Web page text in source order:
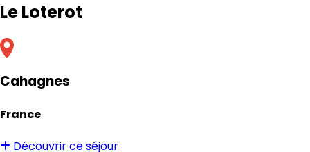
Le Loterot
Cahagnes
France
Découvrir ce séjour